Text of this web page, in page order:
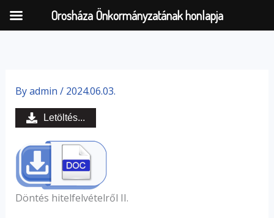
content
Byadmin / 2024.06.03.
Döntés hitelfelvételről II.
Letöltés...
Orosháza Önkormányzatának honlapja